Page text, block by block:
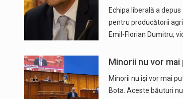
Echipa liberală a
pentru producătorii
Emil-Florian Dumitru,
Minorii nu vor
Minorii nu își vor mai
Bota. Aceste băuturi